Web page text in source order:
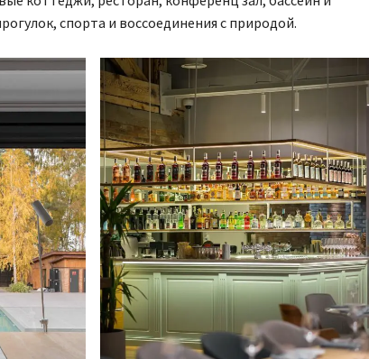
спорта и воссоединения с природой.